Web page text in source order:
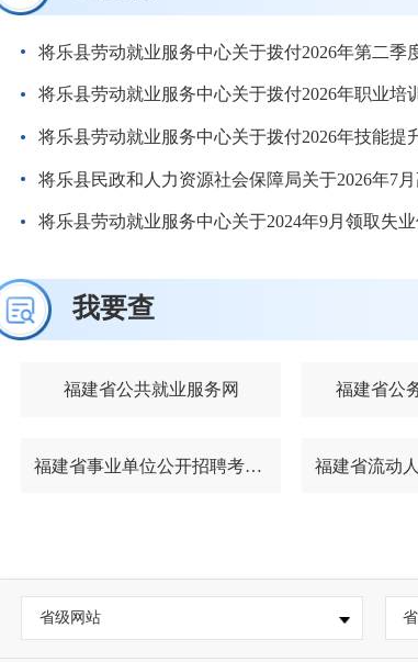
将乐县劳动就业服务中心关于拨付2026年第二季
将乐县劳动就业服务中心关于拨付2026年职业培
将乐县劳动就业服务中心关于拨付2026年技能提
将乐县民政和人力资源社会保障局关于2026年7
将乐县劳动就业服务中心关于2024年9月领取失
我要查
福建省公共就业服务网 福建省公
福建省事业单位公开招聘考试报名平台
省级网站